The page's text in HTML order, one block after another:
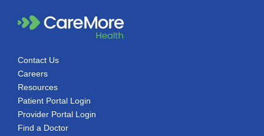
Contact Us
Careers
Resources
Patient Portal Login
Provider Portal Login
Find a Doctor